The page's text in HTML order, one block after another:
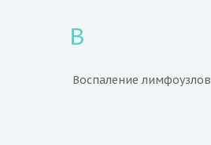
В
Воспаление лимфоузлов